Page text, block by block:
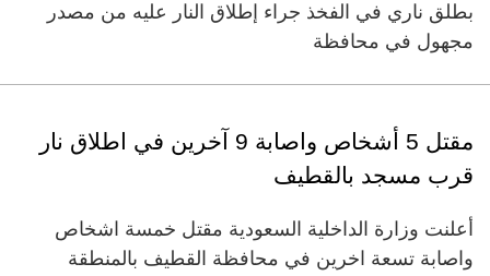
بطلق ناري في الفخذ جراء إطلاق النار عليه من مصدر
مجهول في محافظة
مقتل 5 أشخاص واصابة 9 آخرين في اطلاق نار
قرب مسجد بالقطيف
أعلنت وزارة الداخلية السعودية مقتل خمسة اشخاص
واصابة تسعة اخرين في محافظة القطيف بالمنطقة